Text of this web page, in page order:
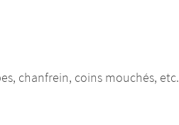
chanfrein, coins mouchés, etc.